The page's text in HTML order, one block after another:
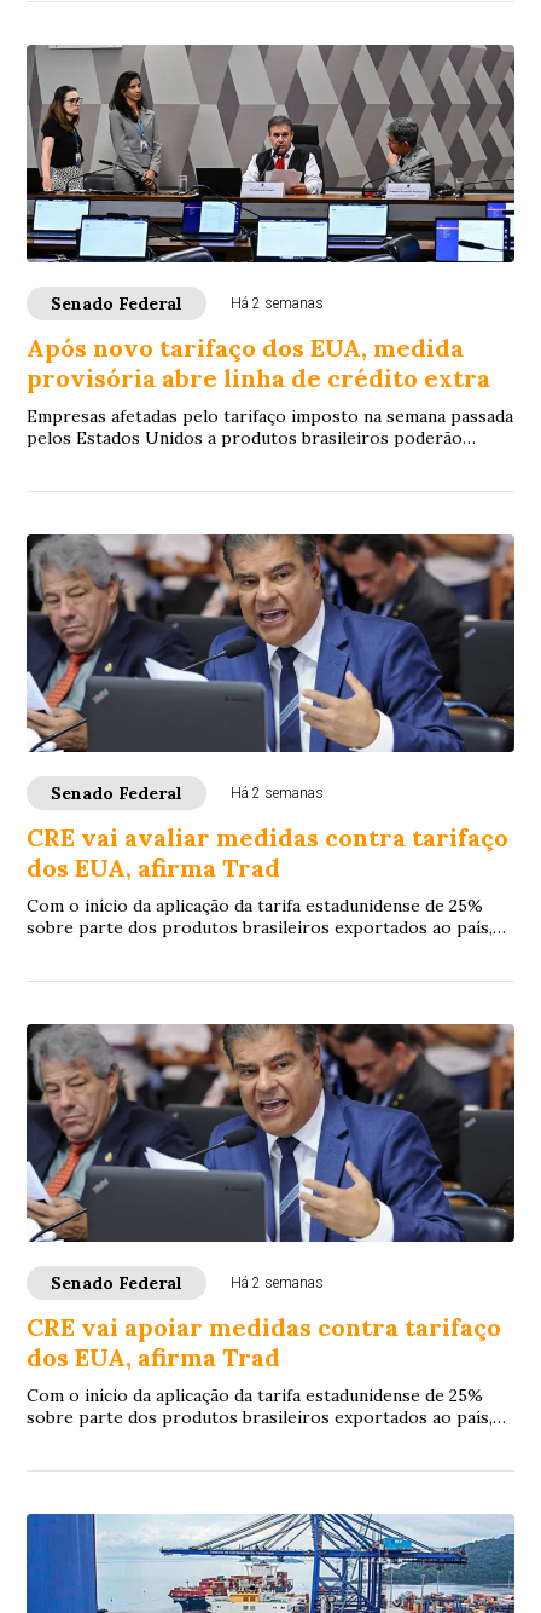
Senado Federal Há 2 semanas
Após novo tarifaço dos EUA, medida
provisória abre linha de crédito extra
Empresas afetadas pelo tarifaço imposto na semana passada
pelos Estados Unidos a produtos brasileiros poderão
Senado Federal Há 2 semanas
CRE vai avaliar medidas contra tarifaço
dos EUA, afirma Trad
Com o início da aplicação da tarifa estadunidense de 25%
sobre parte dos produtos brasileiros exportados ao país,
Senado Federal Há 2 semanas
CRE vai apoiar medidas contra tarifaço
dos EUA, afirma Trad
Com o início da aplicação da tarifa estadunidense de 25%
sobre parte dos produtos brasileiros exportados ao país,